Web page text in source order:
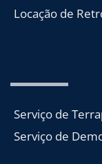
Locação de
Serviço de
Serviço de